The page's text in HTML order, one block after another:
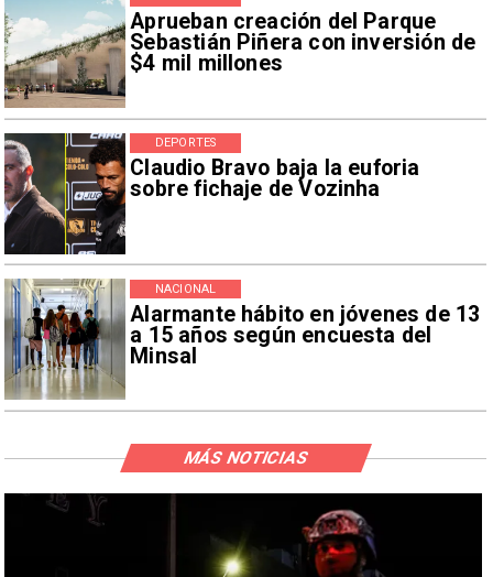
Aprueban creación del Parque
Sebastián Piñera con inversión de
$4 mil millones
Claudio Bravo baja la euforia
sobre fichaje de Vozinha
DEPORTES
Alarmante hábito en jóvenes de 13
a 15 años según encuesta del
Minsal
NACIONAL
MÁS NOTICIAS